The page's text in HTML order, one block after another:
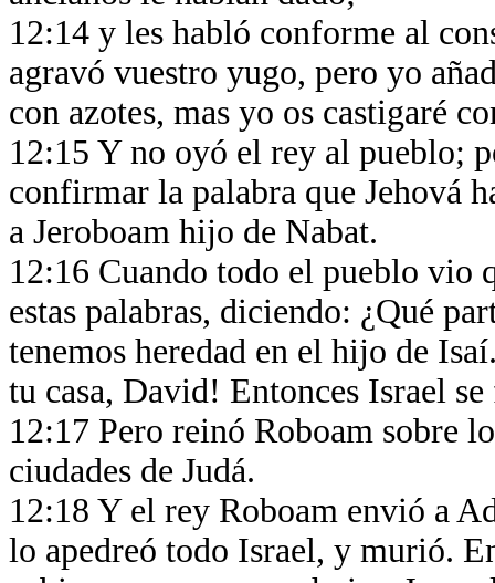
12:14 y les habló conforme al
agravó vuestro yugo, pero yo
con azotes, mas yo os castigaré
12:15 Y no oyó el rey al pueblo;
confirmar la palabra que Jehová
a Jeroboam hijo de Nabat.
12:16 Cuando todo el pueblo vio
estas palabras, diciendo: ¿Qué
tenemos heredad en el hijo de
tu casa, David! Entonces Israel
12:17 Pero reinó Roboam sobre
ciudades de Judá.
12:18 Y el rey Roboam envió a
lo apedreó todo Israel, y murió.